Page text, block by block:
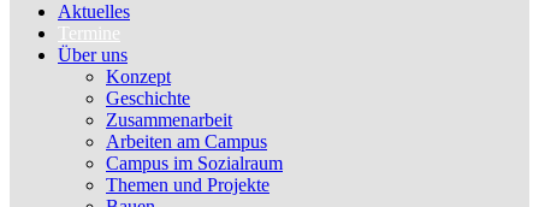
Aktuelles
Termine
Über uns
Konzept
Geschichte
Zusammenarbeit
Arbeiten am Campus
Campus im Sozialraum
Themen und Projekte